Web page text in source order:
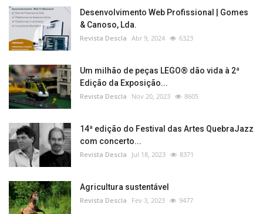
Desenvolvimento Web Profissional | Gomes
& Canoso, Lda.
Revista Descla Abr 9, 2024 6323
Um milhão de peças LEGO® dão vida à 2ª
Edição da Exposição...
Revista Descla Nov 20, 2023 8605
14ª edição do Festival das Artes QuebraJazz
com concerto...
Revista Descla Jul 18, 2023 8371
Agricultura sustentável
Revista Descla Fev 3, 2023 9477